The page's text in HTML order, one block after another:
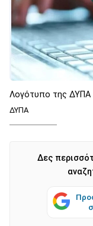
Λογότυπο της ΔΥΠΑ
ΔΥΠΑ
Δες